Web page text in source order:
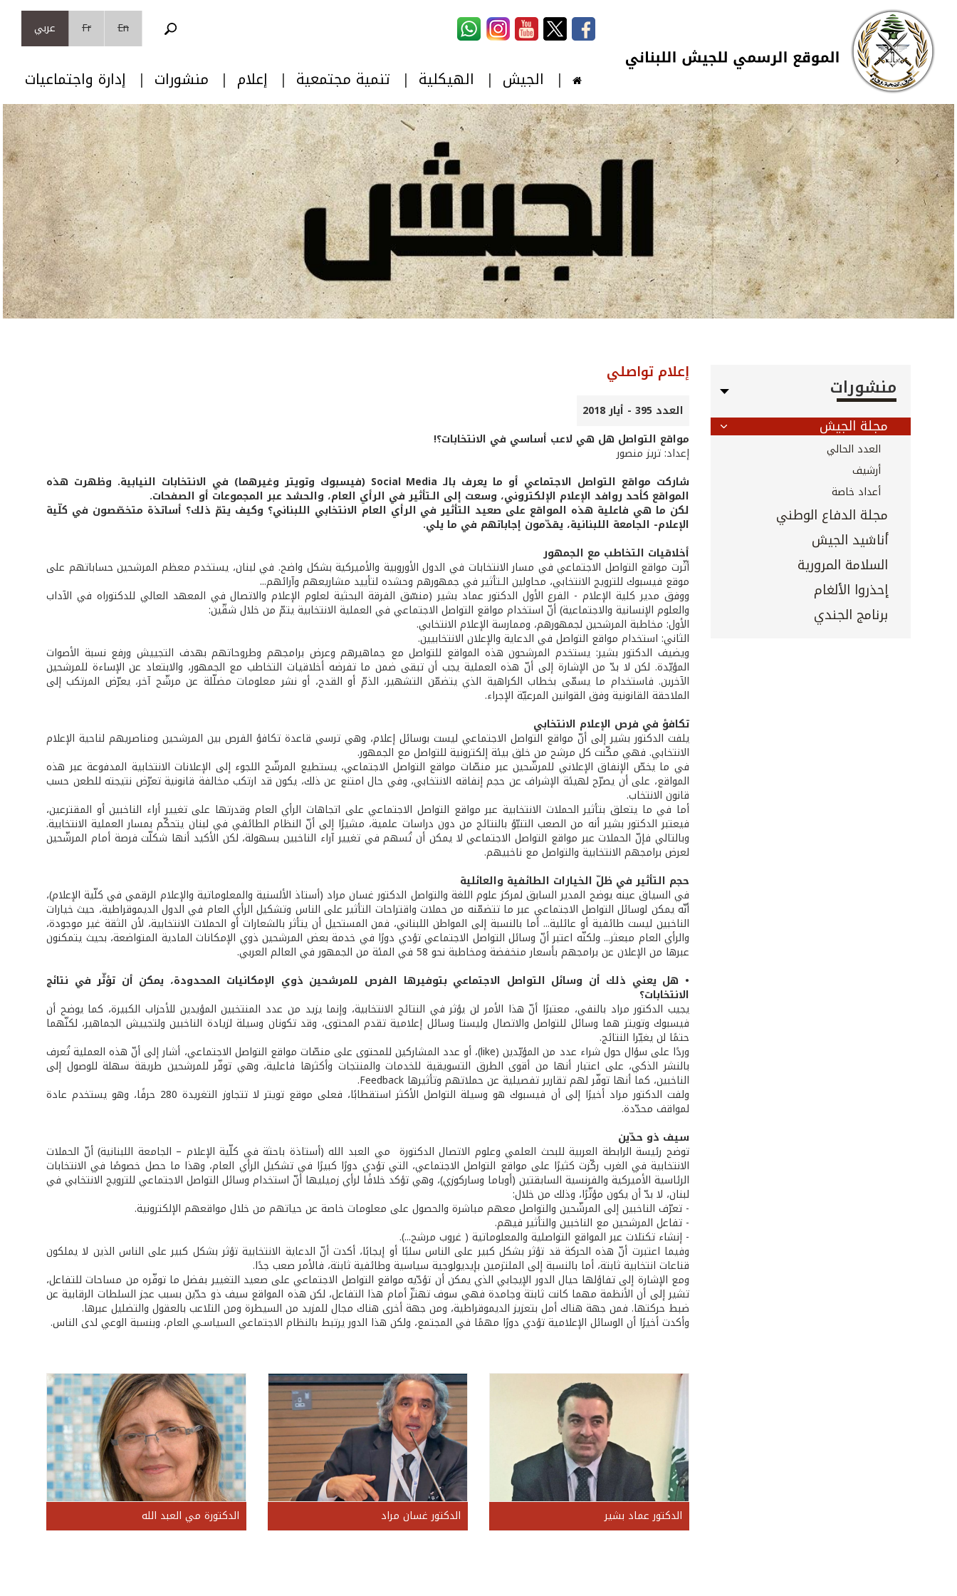
تجاوز إلى المحتوى الرئيسي
Skip to navigation
En
Fr عربي
الجيش الهيكلية تنمية مجتمعية إعلام منشورات إدارة واجتماعيات
منشورات
مجلة الجيش
العدد الحالي
أرشيف
أعداد خاصة
مجلة الدفاع الوطني
أناشيد الجيش
السلامة المرورية
إحذروا الألغام
برنامج الجندي
إعلام تواصلي
العدد 395 - أيار 2018
مواقع التواصل هل هي لاعب أساسي في الانتخابات؟!
إعداد: تريز منصور
شاركت مواقع التواصل الاجتماعي أو ما يعرف بالـ Social Media (فيسبوك وتويتر وغيرهما) في الانتخابات النيابية. وظهرت هذه
المواقع كأحد روافد الإعلام الإلكتروني، وسعت إلى الـتأثير في الرأي العام، والحشد عبر المجموعات أو الصفحات.
لكن ما هي فاعلية هذه المواقع على صعيد التأثير في الرأي العام الانتخابي اللبناني؟ وكيف يتمّ ذلك؟ أساتذة متخصّصون في كلّية
الإعلام- الجامعة اللبنانية، يقدّمون إجاباتهم في ما يلي.
أخلاقيات التخاطب مع الجمهور
أثّرت مواقع التواصل الاجتماعي في مسار الانتخابات في الدول الأوروبية والأميركية بشكل واضح. في لبنان، يستخدم معظم المرشحين حساباتهم على
موقع فيسبوك للترويج الانتخابي، محاولين الـتأثير في جمهورهم وحشده لتأييد مشاريعهم وآرائهم...
ووفق مدير كلية الإعلام - الفرع الأول الدكتور عماد بشير (منسّق الفرقة البحثية لعلوم الإعلام والاتصال في المعهد العالي للدكتوراه في الآداب
والعلوم الإنسانية والاجتماعية) أنّ استخدام مواقع التواصل الاجتماعي في العملية الانتخابية يتمّ من خلال شقّين:
الأول: مخاطبة المرشحين لجمهورهم، وممارسة الإعلام الانتخابي.
الثاني: استخدام مواقع التواصل في الدعاية والإعلان الانتخابيين.
ويضيف الدكتور بشير: يستخدم المرشحون هذه المواقع للتواصل مع جماهيرهم وعرض برامجهم وطروحاتهم بهدف التجييش ورفع نسبة الأصوات
المؤيّدة. لكن لا بدّ من الإشارة إلى أنّ هذه العملية يجب أن تبقى ضمن ما تفرضه أخلاقيات التخاطب مع الجمهور، والابتعاد عن الإساءة للمرشحين
الآخرين. فاستخدام ما يسمّى بخطاب الكراهية الذي يتضمّن التشهير، الذمّ أو القدح، أو نشر معلومات مضلّلة عن مرشّح آخر، يعرّض المرتكب إلى
الملاحقة القانونية وفق القوانين المرعيّة الإجراء.
تكافؤ في فرص الإعلام الانتخابي
يلفت الدكتور بشير إلى أنّ مواقع التواصل الاجتماعي ليست بوسائل إعلام، وهي ترسي قاعدة تكافؤ الفرص بين المرشحين ومناصريهم لناحية الإعلام
الانتخابي. فهي مكّنت كل مرشح من خلق بيئة إلكترونية للتواصل مع الجمهور.
في ما يخصّ الإنفاق الإعلاني للمرشّحين عبر منصّات مواقع التواصل الاجتماعي، يستطيع المرشّح اللجوء إلى الإعلانات الانتخابية المدفوعة عبر هذه
المواقع، على أن يصرّح لهيئة الإشراف عن حجم إنفاقه الانتخابي، وفي حال امتنع عن ذلك، يكون قد ارتكب مخالفة قانونية تعرّض نتيجته للطعن حسب
قانون الانتخاب.
أما في ما يتعلق بتأثير الحملات الانتخابية عبر مواقع التواصل الاجتماعي على اتجاهات الرأي العام وقدرتها على تغيير أراء الناخبين أو المقترعين،
فيعتبر الدكتور بشير أنه من الصعب التنبّؤ بالنتائج من دون دراسات علمية، مشيرًا إلى أنّ النظام الطائفي في لبنان يتحكّم بمسار العملية الانتخابية.
وبالتالي فإنّ الحملات عبر مواقع التواصل الاجتماعي لا يمكن أن تُسهم في تغيير آراء الناخبين بسهولة، لكن الأكيد أنها شكلّت فرصة أمام المرشّحين
لعرض برامجهم الانتخابية والتواصل مع ناخبيهم.
حجم التأثير في ظلّ الخيارات الطائفية والعائلية
في السياق عينه يوضح المدير السابق لمركز علوم اللغة والتواصل الدكتور غسان مراد (أستاذ الألسنية والمعلوماتية والإعلام الرقمي في كلّية الإعلام)،
أنّه يمكن لوسائل التواصل الاجتماعي عبر ما تتضمّنه من حملات واقتراحات التأثير على الناس وتشكيل الرأي العام في الدول الديموقراطية، حيث خيارات
الناخبين ليست طائفية أو عائلية... أما بالنسبة إلى المواطن اللبناني، فمن المستحيل أن يتأثر بالشعارات أو الحملات الانتخابية، لأن الثقة غير موجودة،
والرأي العام مبعثر... ولكنّه اعتبر أنّ وسائل التواصل الاجتماعي تؤدي دورًا في خدمة بعض المرشحين ذوي الإمكانات المادية المتواضعة، بحيث يتمكنون
عبرها من الإعلان عن برامجهم بأسعار منخفضة ومخاطبة نحو 58 في المئة من الجمهور في العالم العربي.
• هل يعني ذلك أن وسائل التواصل الاجتماعي بتوفيرها الفرص للمرشحين ذوي الإمكانيات المحدودة، يمكن أن تؤثّر في نتائج
الانتخابات؟
يجيب الدكتور مراد بالنفي، معتبرًا أنّ هذا الأمر لن يؤثر في النتائج الانتخابية، وإنما يزيد من عدد المنتخبين المؤيدين للأحزاب الكبيرة، كما يوضح أن
فيسبوك وتويتر هما وسائل للتواصل والاتصال وليستا وسائل إعلامية تقدم المحتوى، وقد تكونان وسيلة لزيادة الناخبين ولتجييش الجماهير، لكنّهما
حتمًا لن يغيّرا النتائج.
وردًا على سؤال حول شراء عدد من المؤيّدين (like)، أو عدد المشاركين للمحتوى على منصّات مواقع التواصل الاجتماعي، أشار إلى أنّ هذه العملية تُعرف
بالنشر الذكي، على اعتبار أنها من أقوى الطرق التسويقية للخدمات والمنتجات وأكثرها فاعلية، وهي توفّر للمرشحين طريقة سهلة للوصول إلى
الناخبين، كما أنها توفّر لهم تقارير تفصيلية عن حملاتهم وتأثيرها Feedback.
ولفت الدكتور مراد أخيرًا إلى أن فيسبوك هو وسيلة التواصل الأكثر استقطابًا، فعلى موقع تويتر لا تتجاوز التغريدة 280 حرفًا، وهو يستخدم عادة
لمواقف محدّدة.
سيف ذو حدّين
توضح رئيسة الرابطة العربية للبحث العلمي وعلوم الاتصال الدكتورة مي العبد الله (أستاذة باحثة في كلّية الإعلام – الجامعة اللبنانية) أنّ الحملات
الانتخابية في الغرب ركّزت كثيرًا على مواقع التواصل الاجتماعي، التي تؤدي دورًا كبيرًا في تشكيل الرأي العام، وهذا ما حصل خصوصًا في الانتخابات
الرئاسية الأميركية والفرنسية السابقتين (أوباما وساركوزي)، وهي تؤكد خلافًا لرأي زميليها أنّ استخدام وسائل التواصل الاجتماعي للترويج الانتخابي في
لبنان، لا بدّ أن يكون مؤثّرًا، وذلك من خلال:
- تعرّف الناخبين إلى المرشّحين والتواصل معهم مباشرة والحصول على معلومات خاصة عن حياتهم من خلال مواقعهم الإلكترونية.
- تفاعل المرشحين مع الناخبين والتأثير فيهم.
- إنشاء تكتلات عبر المواقع التواصلية والمعلوماتية ( غروب مرشح...).
وفيما اعتبرت أنّ هذه الحركة قد تؤثر بشكل كبير على الناس سلبًا أو إيجابًا، أكدت أنّ الدعاية الانتخابية تؤثر بشكل كبير على الناس الذين لا يملكون
قناعات انتخابية ثابتة، أما بالنسبة إلى الملتزمين بإيديولوجية سياسية وطائفية ثابتة، فالأمر صعب جدًا.
ومع الإشارة إلى تفاؤلها حيال الدور الإيجابي الذي يمكن أن تؤدّيه مواقع التواصل الاجتماعي على صعيد التغيير بفضل ما توفّره من مساحات للتفاعل،
تشير إلى أن الأنظمة مهما كانت ثابتة وجامدة فهي سوف تهتزّ أمام هذا التفاعل، لكن هذه المواقع سيف ذو حدّين بسبب عجز السلطات الرقابية عن
ضبط حركتها. فمن جهة هناك أمل بتعزيز الديموقراطية، ومن جهة أخرى هناك مجال للمزيد من السيطرة ومن التلاعب بالعقول والتضليل عبرها.
وأكدت أخيرًا أن الوسائل الإعلامية تؤدي دورًا مهمًا في المجتمع، ولكن هذا الدور يرتبط بالنظام الاجتماعي السياسـي العام، وبنسبة الوعي لدى الناس.
الدكتور عماد بشير الدكتور غسان مراد الدكتورة مي العبد الله